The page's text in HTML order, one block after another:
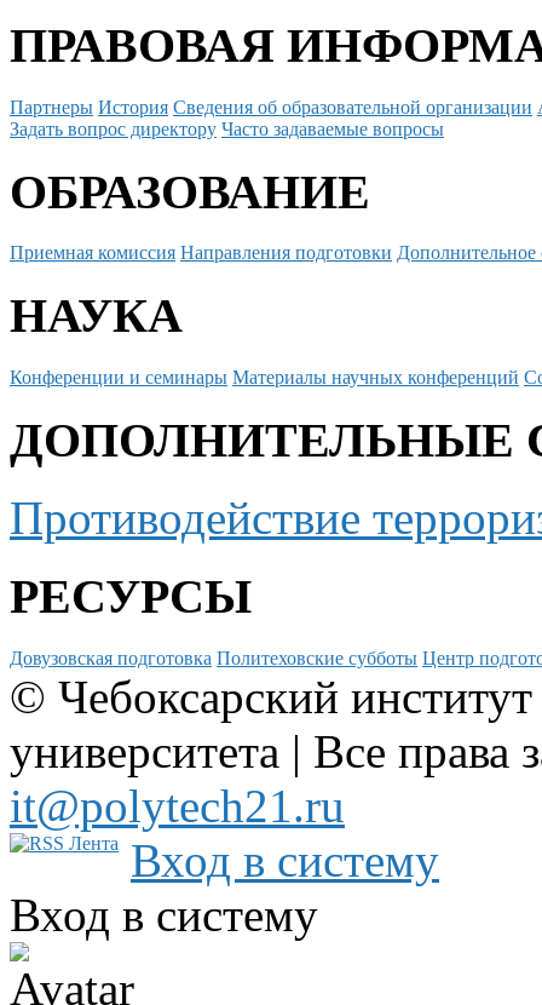
ПРАВОВАЯ
Партнеры История Сведения об образовательной организации
Задать вопрос директору Часто задаваемые вопросы
ОБРАЗОВАНИЕ
Приемная комиссия Направления подготовки Дополнительное
НАУКА
Конференции и семинары Материалы научных конференций
ДОПОЛНИТЕЛЬНЫЕ
Противодействие
РЕСУРСЫ
Довузовская подготовка Политеховские субботы Центр
© Чебоксарский
университета | Все
it@polytech21.ru
Вход в систему
Вход в систему